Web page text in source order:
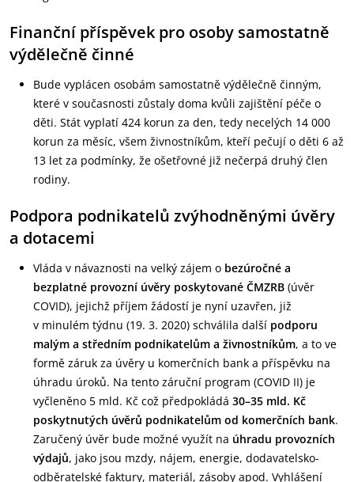
Finanční příspěvek pro osoby samostatně
výdělečně činné
Bude vyplácen osobám samostatně výdělečně činným,
které v současnosti zůstaly doma kvůli zajištění péče o
děti. Stát vyplatí 424 korun za den, tedy necelých 14 000
korun za měsíc, všem živnostníkům, kteří pečují o děti 6 až
13 let za podmínky, že ošetřovné již nečerpá druhý člen
rodiny.
Podpora podnikatelů zvýhodněnými úvěry
a dotacemi
Vláda v návaznosti na velký zájem o bezúročné a
bezplatné provozní úvěry poskytované ČMZRB (úvěr
COVID), jejichž příjem žádostí je nyní uzavřen, již
v minulém týdnu (19. 3. 2020) schválila další podporu
malým a středním podnikatelům a živnostníkům, a to ve
formě záruk za úvěry u komerčních bank a příspěvku na
úhradu úroků. Na tento záruční program (COVID II) je
vyčleněno 5 mld. Kč což předpokládá 30–35 mld. Kč
poskytnutých úvěrů podnikatelům od komerčních bank.
Zaručený úvěr bude možné využít na úhradu provozních
výdajů, jako jsou mzdy, nájem, energie, dodavatelsko-
odběratelské faktury, materiál, zásoby apod. Vyhlášení